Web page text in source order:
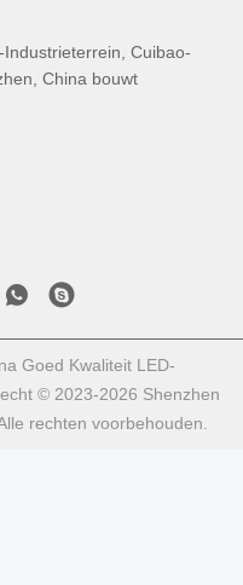
Cuibao-
China bouwt
Goed Kwaliteit LED-
© 2023-2026 Shenzhen
rechten voorbehouden.